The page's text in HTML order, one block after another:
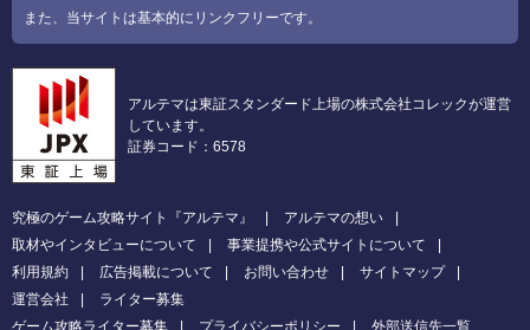
また、当サイトは基本的にリンクフリーです。
アルテマは東証スタンダード上場の株式会社コレックが運営
しています。
証券コード：6578
究極のゲーム攻略サイト『アルテマ』
アルテマの想い
取材やインタビューについて
事業提携や公式サイトについて
利用規約
広告掲載について お問い合わせ
サイトマップ
運営会社
ライター募集
ゲーム攻略ライター募集
プライバシーポリシー 外部送信先一覧